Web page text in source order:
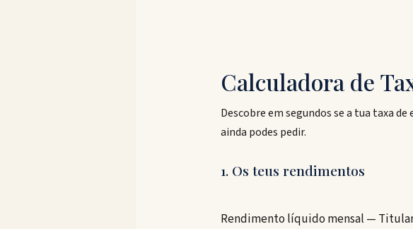
Calculadora de
Descobre em segundos se a tua taxa
ainda podes pedir.
1. Os teus rendimentos
Rendimento líquido mensal —